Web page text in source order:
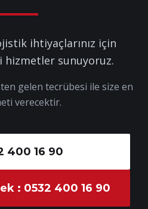
ihtiyaçlarınız için
hizmetler sunuyoruz.
gelen tecrübesi ile size en
verecektir.
400 16 90
: 0532 400 16 90